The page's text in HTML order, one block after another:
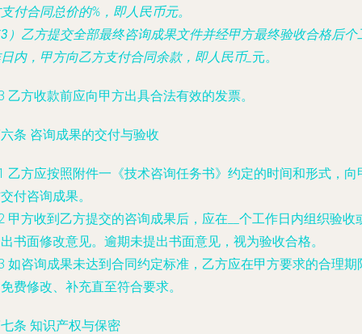
付合同总价的%，即人民币元。
）乙方提交全部最终咨询成果文件并经甲方最终验收合格后个
内，甲方向乙方支付合同余款，即人民币_ 元。
乙方收款前应向甲方出具合法有效的发票。
条 咨询成果的交付与验收
乙方应按照附件一《技术咨询任务书》约定的时间和形式，向
付咨询成果。
甲方收到乙方提交的咨询成果后，应在__个工作日内组织验收
书面修改意见。逾期未提出书面意见，视为验收合格。
如咨询成果未达到合同约定标准，乙方应在甲方要求的合理期
费修改、补充直至符合要求。
条 知识产权与保密